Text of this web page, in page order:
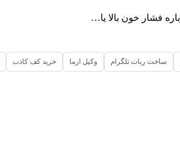
ساخت ربات تلگرام وکیل ازما خرید کف کاذب